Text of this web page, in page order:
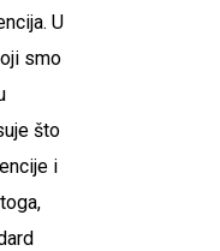
. U
smo
što
i